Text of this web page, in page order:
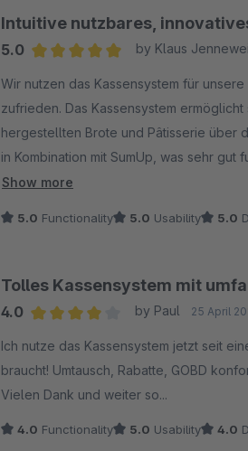
Dank und weiter so! LG aus Salzburg
Intuitive nutzbares,
5.0
by Klaus
Wir nutzen das Kassensystem für
zufrieden. Das Kassensystem
hergestellten Brote und Pâtisserie über
in Kombination mit SumUp, was sehr
Fragen und die Umsetzung von
Show more
5.0 Functionality 5.0 Usability 5.0
Tolles Kassensystem mit
4.0
by Paul 25 April
Ich nutze das Kassensystem jetzt seit
braucht! Umtausch, Rabatte, GOBD
Vielen Dank und weiter so...
4.0 Functionality 5.0 Usability 4.0